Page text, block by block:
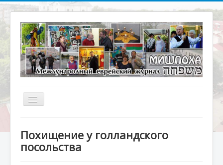
Включить/
выключить
О журнале
Похищение у голландского
посольства